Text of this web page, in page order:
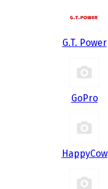
G.T. Power
GoPro
HappyCow